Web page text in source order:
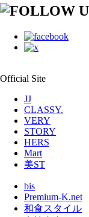
Official Site
JJ
CLASSY.
VERY
STORY
HERS
Mart
美ST
bis
Premium-K.net
和食スタイル